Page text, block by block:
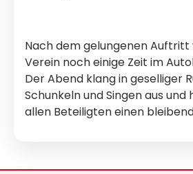
Nach dem gelungenen
Verein noch einige Zeit im
Der Abend klang in geselliger
Schunkeln und Singen aus
allen Beteiligten einen